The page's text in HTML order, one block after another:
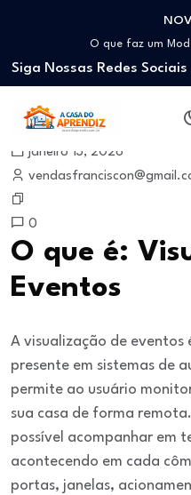
Como trabalhar
O que faz um
Como ser um Afiliado
Como dar Aulas
Profissão Instalador
Como trabalhar
O que faz um
Como ser um Afiliado
Siga Nossas Redes Sociais
janeiro 13, 2026
0
O que é:
Eventos
A visualização de eventos
presente em sistemas de
permite ao usuário
sua casa de forma
possível acompanhar em
acontecendo em cada
portas, janelas,